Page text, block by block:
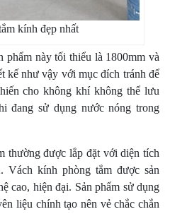
kính đẹp nhất
phẩm này tối thiểu là 1800mm và
kế như vậy với mục đích tránh để
cho không khí không thể lưu
đang sử dụng nước nóng trong
thường được lắp đặt với diện tích
Vách kính phòng tắm được sản
cao, hiện đại. Sản phẩm sử dụng
liệu chính tạo nên vẻ chắc chắn